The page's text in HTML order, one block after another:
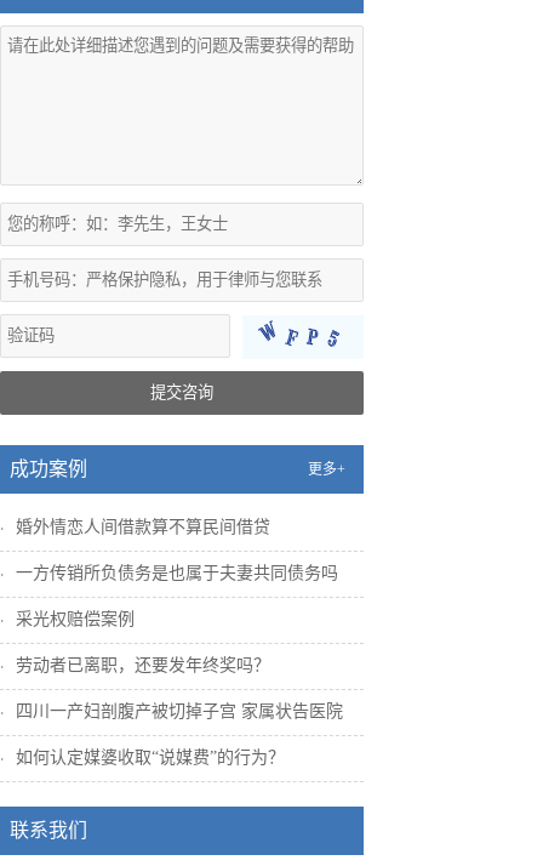
提交咨询
成功案例 更多+
婚外情恋人间借款算不算民间借贷
一方传销所负债务是也属于夫妻共同债务吗
采光权赔偿案例
劳动者已离职，还要发年终奖吗？
四川一产妇剖腹产被切掉子宫 家属状告医院
如何认定媒婆收取“说媒费”的行为？
联系我们